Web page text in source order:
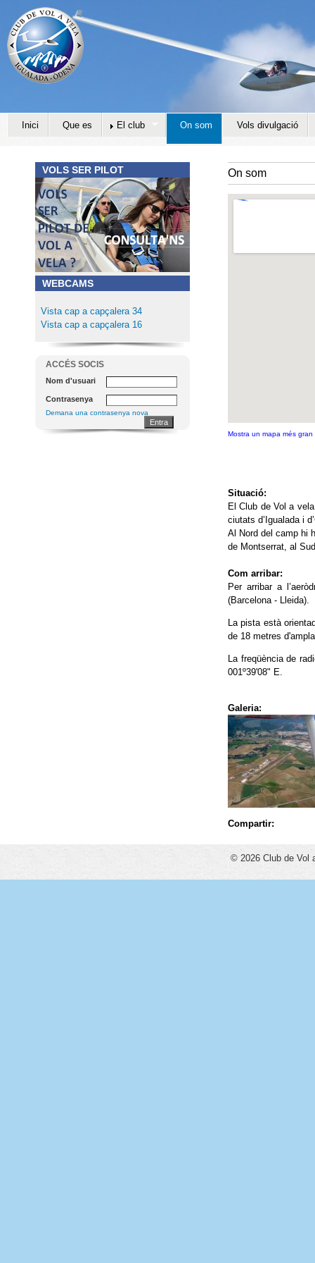
On som
Mostra un mapa més gran
Situació:
El Club de Vol a
ciutats d’Igualada i
Al Nord del camp hi
de Montserrat, al
Com arribar:
Per arribar a
(Barcelona - Lleida).
La pista està
de 18 metres
La freqüència de
001º39'08" E.
Galeria:
Compartir:
Inici Que es El club On som Vols divulgació
VOLS SER PILOT
WEBCAMS
Vista cap a capçalera 34
Vista cap a capçalera 16
ACCÉS SOCIS
Nom d'usuari
Contrasenya
Demana una contrasenya nova
© 2026 Club de Vol